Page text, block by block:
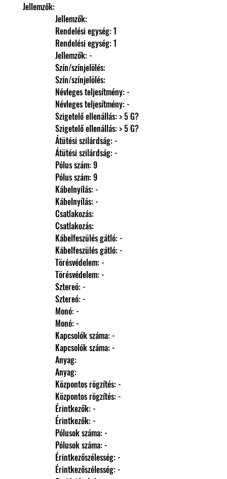
Jellemzők:
                Jellemzők:
                Rendelési egység: 1
                Rendelési egység: 1
                Jellemzők: -
                Szín/színjelölés:
                Szín/színjelölés:
                Névleges teljesítmény: -
                Névleges teljesítmény: -
                Szigetelő ellenállás: > 5 G?
                Szigetelő ellenállás: > 5 G?
                Átütési szilárdság: -
                Átütési szilárdság: -
                Pólus szám: 9
                Pólus szám: 9
                Kábelnyílás: -
                Kábelnyílás: -
                Csatlakozás:
                Csatlakozás:
                Kábelfeszülés gátló: -
                Kábelfeszülés gátló: -
                Törésvédelem: -
                Törésvédelem: -
                Sztereó: -
                Sztereó: -
                Monó: -
                Monó: -
                Kapcsolók száma: -
                Kapcsolók száma: -
                Anyag:
                Anyag:
                Központos rögzítés: -
                Központos rögzítés: -
                Érintkezők: -
                Érintkezők: -
                Pólusok száma: -
                Pólusok száma: -
                Érintkezőszélesség: -
                Érintkezőszélesség: -